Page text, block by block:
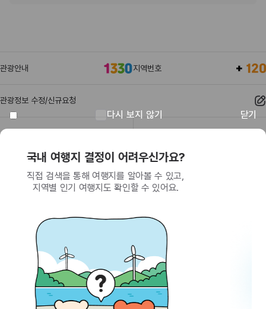
다시 보지 않기 닫기
회원이 되면 받을 수 있는 혜택
SNS를 통한 간편 가입으로 한국관광공사에서
제공하는 다양한 혜택을 누려보세요.
관광안내 지역번호
관광정보 수정/신규요청
관광정보
033-738-3000 (유료, 평일 09시~18시)
사업자등록번호
통신판매업신고
제2009-서울중구-1234호
이용 가이드
찾아오시는 길